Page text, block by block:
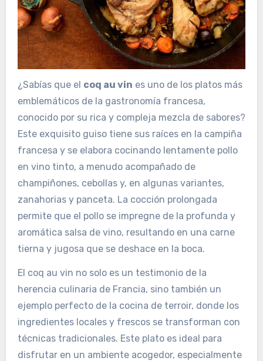
¿Sabías que el coq au vin es uno de los platos más
emblemáticos de la gastronomía francesa,
conocido por su rica y compleja mezcla de sabores?
Este exquisito guiso tiene sus raíces en la campiña
francesa y se elabora cocinando lentamente pollo
en vino tinto, a menudo acompañado de
champiñones, cebollas y, en algunas variantes,
zanahorias y panceta. La cocción prolongada
permite que el pollo se impregne de la profunda y
aromática salsa de vino, resultando en una carne
tierna y jugosa que se deshace en la boca.
El coq au vin no solo es un testimonio de la
herencia culinaria de Francia, sino también un
ejemplo perfecto de la cocina de terroir, donde los
ingredientes locales y frescos se transforman con
técnicas tradicionales. Este plato es ideal para
disfrutar en un ambiente acogedor, especialmente